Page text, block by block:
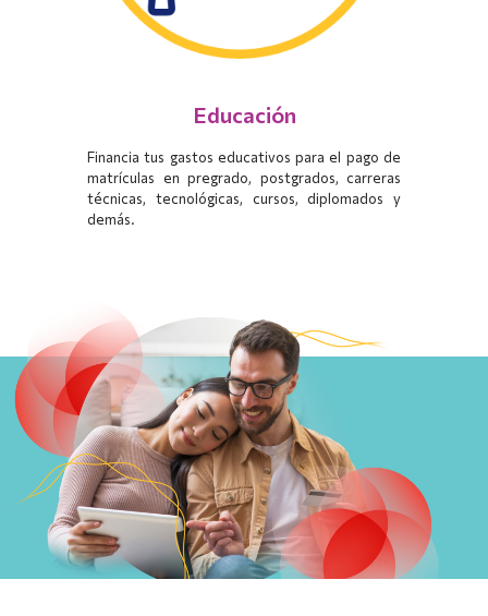
Educación
Financia tus gastos educativos para el pago de
matrículas en pregrado, postgrados, carreras
técnicas, tecnológicas, cursos, diplomados y
demás.